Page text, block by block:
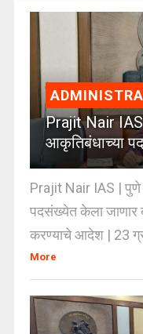
Prajit Nair IAS
आकृतिबंधाच्या
Prajit Nair IAS | पुणे
पदसंख्येत केला जाणार
करण्याचे आदेश | 23
More